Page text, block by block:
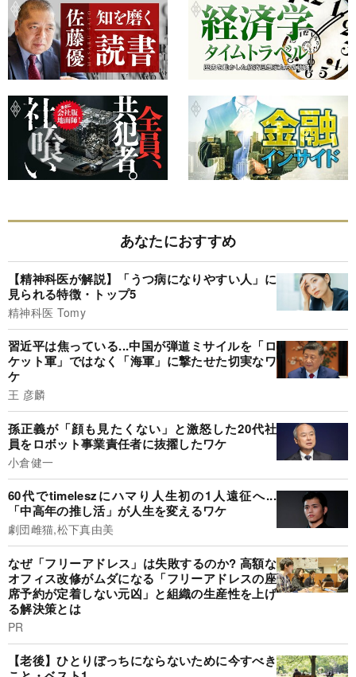
あなたにおすすめ
【精神科医が解説】「うつ病になりやすい人」に
見られる特徴・トップ5
精神科医 Tomy
習近平は焦っている...中国が弾道ミサイルを「ロ
ケット軍」ではなく「海軍」に撃たせた切実なワ
ケ
王 彦麟
孫正義が「顔も見たくない」と激怒した20代社
員をロボット事業責任者に抜擢したワケ
小倉健一
60代でtimeleszにハマり人生初の1人遠征へ...
「中高年の推し活」が人生を変えるワケ
劇団雌猫,松下真由美
なぜ「フリーアドレス」は失敗するのか? 高額な
オフィス改修がムダになる「フリーアドレスの座
席予約が定着しない元凶」と組織の生産性を上げ
る解決策とは
PR
【老後】ひとりぼっちにならないために今すべき